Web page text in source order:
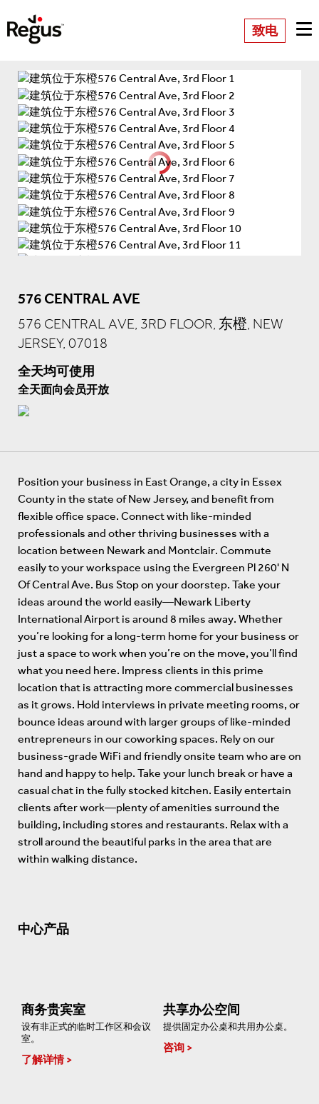
致电
576 CENTRAL AVE
576 CENTRAL AVE, 3RD FLOOR, 东橙, NEW
JERSEY, 07018
全天均可使用
全天面向会员开放
Position your business in East Orange, a city in Essex
County in the state of New Jersey, and benefit from
flexible office space. Connect with like-minded
professionals and other thriving businesses with a
location between Newark and Montclair. Commute
easily to your workspace using the Evergreen Pl 260' N
Of Central Ave. Bus Stop on your doorstep. Take your
ideas around the world easily—Newark Liberty
International Airport is around 8 miles away. Whether
you’re looking for a long-term home for your business or
just a space to work when you’re on the move, you’ll find
what you need here. Impress clients in this prime
location that is attracting more commercial businesses
as it grows. Hold interviews in private meeting rooms, or
bounce ideas around with larger groups of like-minded
entrepreneurs in our coworking spaces. Rely on our
business-grade WiFi and friendly onsite team who are on
hand and happy to help. Take your lunch break or have a
casual chat in the fully stocked kitchen. Easily entertain
clients after work—plenty of amenities surround the
building, including stores and restaurants. Relax with a
stroll around the beautiful parks in the area that are
within walking distance.
中心产品
商务贵宾室
设有非正式的临时工作区和会议
室。
了解详情
共享办公空间
提供固定办公桌和共用办公桌。
咨询